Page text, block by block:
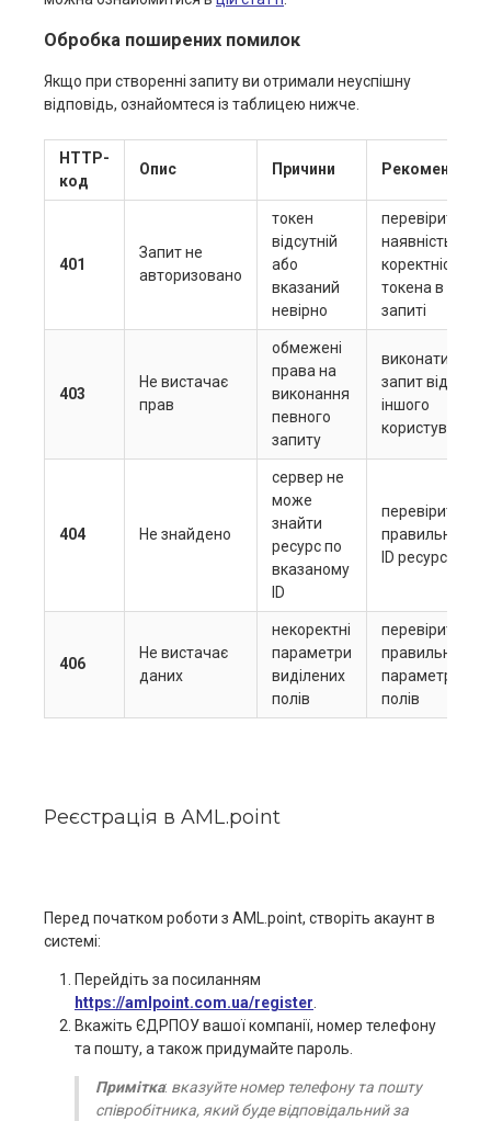
Обробка поширених помилок
Якщо при створенні запиту ви отримали неуспішну
відповідь, ознайомтеся із таблицею нижче.
HTTP-
код
Опис Причини Рекомендації
401
Запит не
авторизовано
токен
відсутній
або
вказаний
невірно
перевірити
наявність та
коректність
токена в
запиті
403
Не вистачає
прав
обмежені
права на
виконання
певного
запиту
виконати
запит від імені
іншого
користувача
404 Не знайдено
сервер не
може
знайти
ресурс по
вказаному
ID
перевірити
правильність
ID ресурсу
406
Не вистачає
даних
некоректні
параметри
виділених
полів
перевірити
правильність
параметрів
полів
Реєстрація в AML.point
Перед початком роботи з AML.point, створіть акаунт в
системі:
Перейдіть за посиланням
https://amlpoint.com.ua/register.
Вкажіть ЄДРПОУ вашої компанії, номер телефону
та пошту, а також придумайте пароль.
Примітка: вказуйте номер телефону та пошту
співробітника, який буде відповідальний за